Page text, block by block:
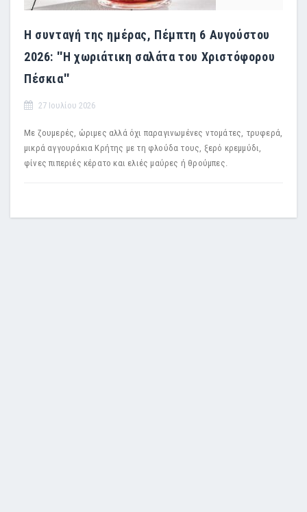
Η συνταγή της ημέρας, Πέμπτη 6 Αυγούστου
2026: ''Η χωριάτικη σαλάτα του Χριστόφορου
Πέσκια''
27 Ιουλίου 2026
Με ζουμερές, ώριμες αλλά όχι παραγινωμένες ντομάτες, τρυφερά,
μικρά αγγουράκια Κρήτης με τη φλούδα τους, ξερό κρεμμύδι,
φίνες πιπεριές κέρατο και ελιές μαύρες ή θρούμπες.